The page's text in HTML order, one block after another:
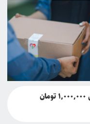
ارســــال رایــــگان برای حداقل 1,000,000 تومان